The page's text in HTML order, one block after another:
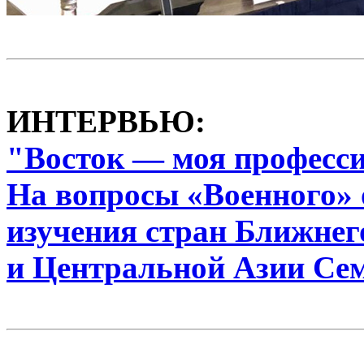
ИНТЕРВЬЮ:
"Восток — моя
На вопросы «Военного»
изучения стран
и Центральной Азии